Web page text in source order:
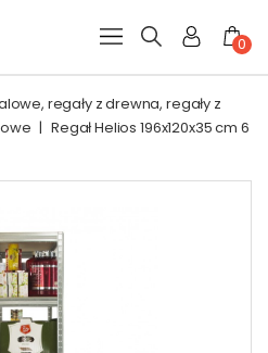
0
regały z drewna, regały z
| Regał Helios 196x120x35 cm 6